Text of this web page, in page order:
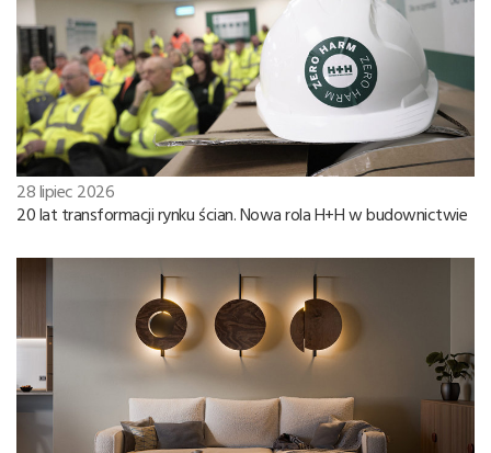
28 lipiec 2026
20 lat transformacji rynku ścian. Nowa rola H+H w budownictwie